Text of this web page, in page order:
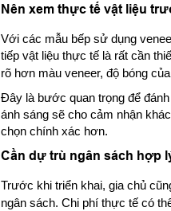
Nên xem thực tế vật liệu
Với các mẫu bếp sử dụng
tiếp vật liệu thực tế là rất cần
rõ hơn màu veneer, độ bóng
Đây là bước quan trọng để
ánh sáng sẽ cho cảm nhận
chọn chính xác hơn.
Cần dự trù ngân sách hợp
Trước khi triển khai, gia chủ
ngân sách. Chi phí thực tế có